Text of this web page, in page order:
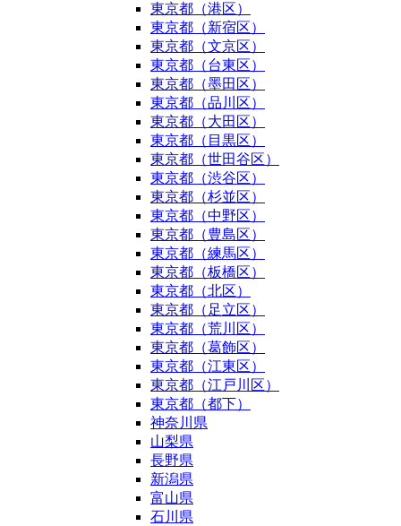
東京都（港区）
東京都（新宿区）
東京都（文京区）
東京都（台東区）
東京都（墨田区）
東京都（品川区）
東京都（大田区）
東京都（目黒区）
東京都（世田谷区）
東京都（渋谷区）
東京都（杉並区）
東京都（中野区）
東京都（豊島区）
東京都（練馬区）
東京都（板橋区）
東京都（北区）
東京都（足立区）
東京都（荒川区）
東京都（葛飾区）
東京都（江東区）
東京都（江戸川区）
東京都（都下）
神奈川県
山梨県
長野県
新潟県
富山県
石川県